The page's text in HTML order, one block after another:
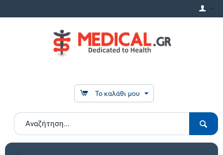
Το καλάθι μου